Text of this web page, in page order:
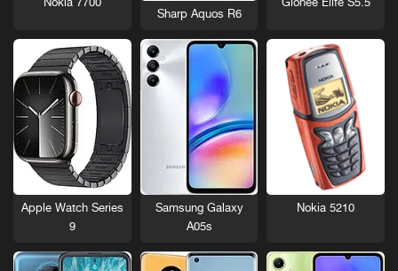
Gionee Elife S5.5
Sharp Aquos R6
Nokia 7700
Nokia 5210
Samsung Galaxy
A05s
Apple Watch Series
9